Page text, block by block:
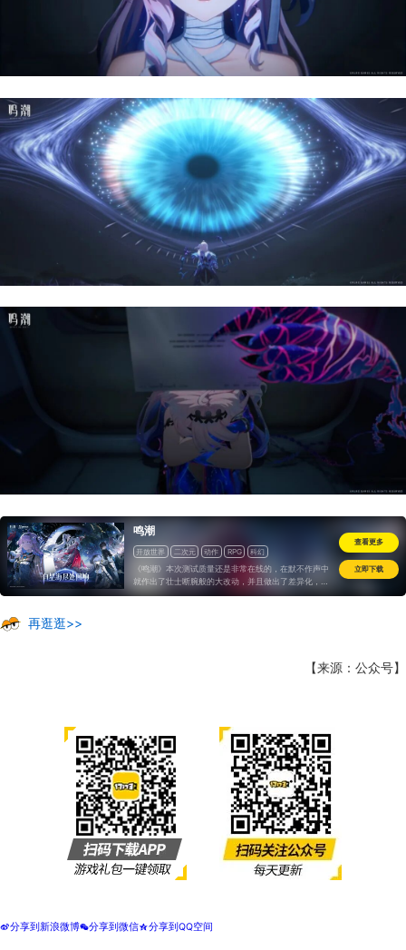
鸣潮
开放世界 二次元 动作 RPG 科幻
《鸣潮》本次测试质量还是非常在线的，在默不作声中
就作出了壮士断腕般的大改动，并且做出了差异化，整
个游戏系统也非常完整，已经不是未来可期，而是bug
查看更多
立即下载
再逛逛>>
【来源：公众号】
t分享到新浪微博w分享到微信z分享到QQ空间